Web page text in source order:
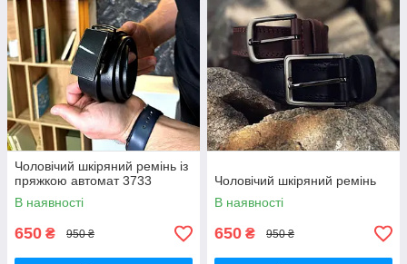
Чоловічий шкіряний ремінь із
пряжкою автомат 3733
В наявності
650 ₴ 950 ₴
Чоловічий шкіряний ремінь
В наявності
650 ₴ 950 ₴